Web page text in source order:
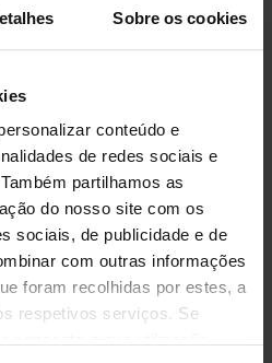
Sobre os cookies
conteúdo e
de redes sociais e
partilhamos as
do nosso site com os
sociais, de publicidade e de
com outras informações
foram recolhidas por estes, a
respetivos serviços. Se
plug-in e grande
ideais para a
no Porto- Excelente
capacidade.
Mitsubishi no
de um Mitsubishi usado